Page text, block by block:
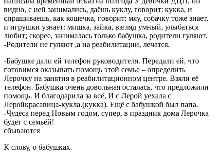
видно, с ней занимались, даёшь куклу, говорит: кукка, и
спрашиваешь, как кошечка, говорит: мяу, собачку тоже знает,
и игрушки узнает: мишка, зайка, взгляд умный, улыбаться
любит; скорее, занималась только бабушка, родители гуляют.
-Родители не гуляют ,а на реабилитации, лечатся.
-Бабушке дали ей телефон руководителя. Передали ей, что
готовимся оказывать помощь этой семье – определить
Лерочку на занятия в реабилитационном центре. Взяли её
телефон. Бабушка очень довольная осталась, что предложили
помощь. И благодарила за всё, И с Лерой уехала с
Леройкрасавица-кукла.(кукка). Ещё с бабушкой был папа.
-Чудеса перед Новым годом, супер, в праздник дома Лерочка
будет с семьёй!
сбываются
К слову, о бабушках.